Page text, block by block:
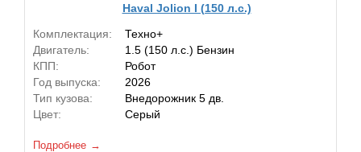
Haval Jolion I (150 л.с.)
Комплектация:
Техно+
Двигатель:
1.5 (150 л.с.) Бензин
КПП:
Робот
Год выпуска:
2026
Тип кузова:
Внедорожник 5 дв.
Цвет:
Серый
Подробнее